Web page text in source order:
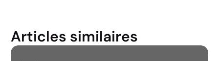
Articles similaires